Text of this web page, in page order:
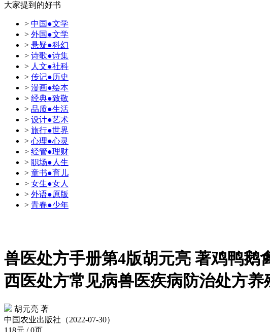
大家提到的好书
> 中国●文学
> 外国●文学
> 悬疑●科幻
> 诗歌●诗集
> 人文●社科
> 传记●历史
> 漫画●绘本
> 经典●致敬
> 品质●生活
> 设计●艺术
> 旅行●世界
> 心理●心灵
> 经管●理财
> 职场●人生
> 童书●育儿
> 女生●女人
> 外语●原版
> 青春●少年
兽医处方手册第4版胡元亮 著鸡鸭
西医处方常见病兽医疾病防治处方养
胡元亮 著
中国农业出版社（2022-07-30）
118元 / 0页